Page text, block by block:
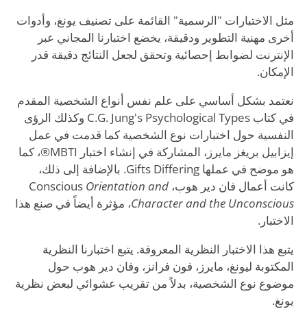
مثل الاختبارات "الرسمية" القائمة على تصنيف يونغ، وأدوات
أخرى مهنية التطوير ودقيقة، يخضع اختبارنا المجاني عبر
الإنترنت لضوابط إحصائية وتحقق لجعل النتائج دقيقة قدر
الإمكان.
نعتمد بشكل أساسي على علم نفس أنواع الشخصية المقدم
في كتاب C.G. Jung's Psychological Types وكذلك الرؤى
النفسية حول اختبارات نوع الشخصية كما قدمت في عمل
إيزابيل بريغز مايرز، المشاركة في إنشاء اختبار MBTI®، كما
هو موضح في عملها Gifts Differing. بالإضافة إلى ذلك،
كانت أعمال فان دير هوب، ConsciousOrientation and
Character and the Unconscious، مؤثرة أيضاً في صنع هذا
الاختبار.
يتبع هذا الاختبار النظرية المعروفة. يتبع اختبارنا النظرية
المكتوبة ليونغ، مايرز، فون فرانز، وفان دير هوب حول
موضوع نوع الشخصية، بدلاً من تقريب عشوائي لبعض نظرية
يونغ.